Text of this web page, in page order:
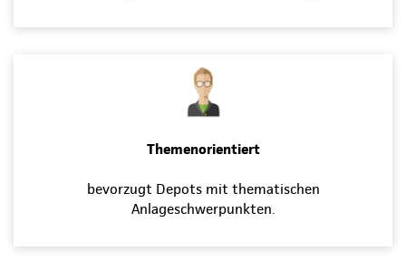
Themenorientiert
bevorzugt Depots mit thematischen
Anlageschwerpunkten.